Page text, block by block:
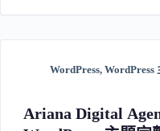
WordPress, WordPress
Ariana Digital